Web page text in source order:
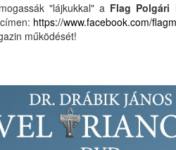
"lájkukkal" a Flag Polgári
https://www.facebook.com/
működését!